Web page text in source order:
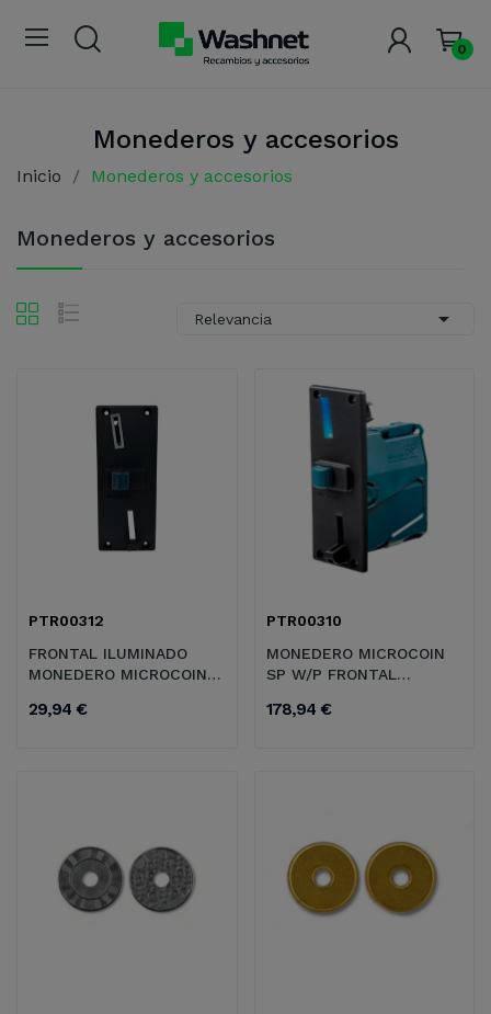
0
Monederos y accesorios
Inicio Monederos y accesorios
Monederos y accesorios
Relevancia 
PTR00312
FRONTAL ILUMINADO
MONEDERO MICROCOIN
29,94 €
PTR00310
MONEDERO MICROCOIN
SP W/P FRONTAL
178,94 €